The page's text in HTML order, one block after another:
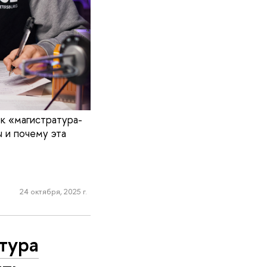
«магистратура-
и почему эта
24 октября, 2025 г.